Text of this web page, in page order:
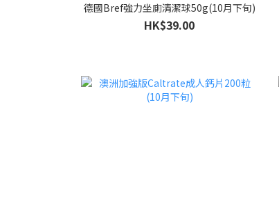
德國Bref強力坐廁清潔球50g(10月下旬)
HK$39.00